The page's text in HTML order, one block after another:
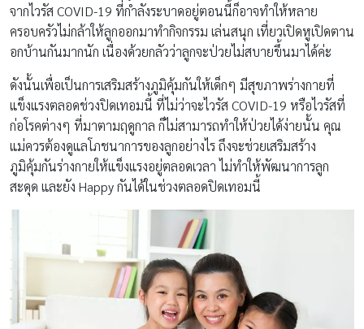
จากไวรัส COVID-19 ที่กำลังระบาดอยู่ตอนนี้ก็อาจทำให้หลาย
ครอบครัวไม่กล้าให้ลูกออกมาทำกิจกรรม เล่นสนุก เที่ยวเปิดหูเปิดตาน
อกบ้านกันมากนัก เนื่องด้วยกลัวว่าลูกจะป่วยไม่สบายขึ้นมาได้ค่ะ
ดังนั้นเพื่อเป็นการเสริมสร้างภูมิคุ้มกันให้เด็กๆ มีสุขภาพร่างกายที่
แข็งแรงตลอดช่วงปิดเทอมนี้ ที่ไม่ว่าจะไวรัส COVID-19 หรือไวรัสที่
ก่อโรคต่างๆ ที่มาตามฤดูกาล ก็ไม่สามารถทำให้ป่วยได้ง่ายนั้น คุณ
แม่ควรต้องดูแลโภชนาการของลูกอย่างไร ถึงจะช่วยเสริมสร้าง
ภูมิคุ้มกันร่างกายให้แข็งแรงอยู่ตลอดเวลา ไม่ทำให้พัฒนาการลูก
สะดุด และยัง Happy กันได้ในช่วงตลอดปิดเทอมนี้